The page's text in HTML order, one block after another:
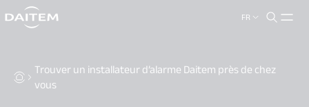
FR
search.label
Trouver un installateur d’alarme Daitem près de chez
vous